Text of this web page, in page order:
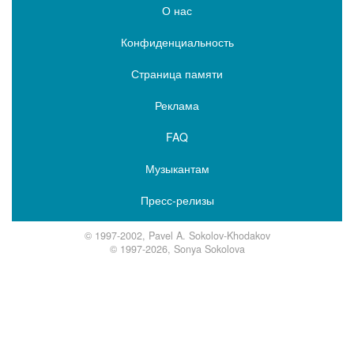
О нас
Конфиденциальность
Страница памяти
Реклама
FAQ
Музыкантам
Пресс-релизы
© 1997-2002, Pavel A. Sokolov-Khodakov
© 1997-2026, Sonya Sokolova